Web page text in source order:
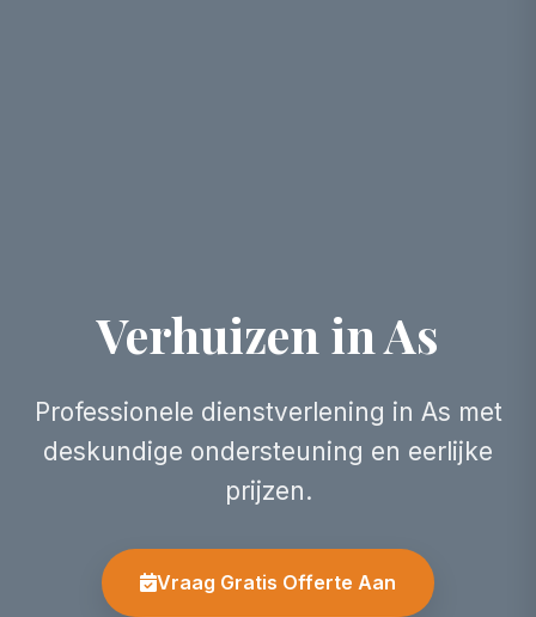
Verhuizen in As
Professionele dienstverlening in As met
deskundige ondersteuning en eerlijke
prijzen.
Vraag Gratis Offerte Aan